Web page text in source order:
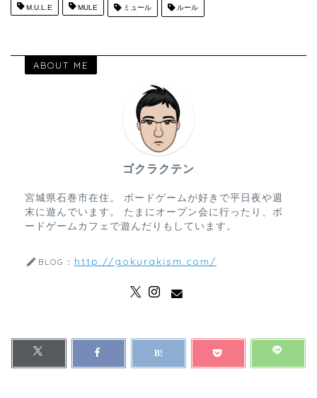
M.U.L.E MULE ミュール ルール
ABOUT ME
ゴクラクテン
宮城県石巻市在住。 ボードゲームが好きで平日夜や週
末に遊んでいます。 たまにオープン会に行ったり、ボ
ードゲームカフェで遊んだりもしています。
BLOG： http://gokurakism.com/